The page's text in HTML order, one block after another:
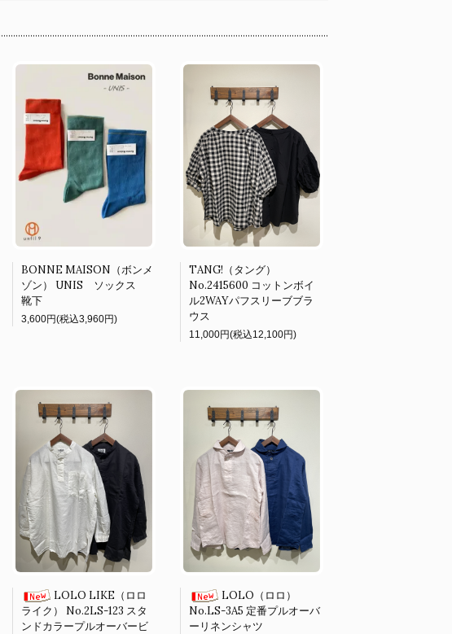
BONNE MAISON（ボンメ
ゾン） UNIS ソックス
靴下
3,600円(税込3,960円)
TANG!（タング）
No.2415600 コットンボイ
ル2WAYパフスリーブブラ
ウス
11,000円(税込12,100円)
LOLO LIKE（ロロ
ライク） No.2LS-123 スタ
ンドカラープルオーバービ
LOLO（ロロ）
No.LS-3A5 定番プルオーバ
ーリネンシャツ